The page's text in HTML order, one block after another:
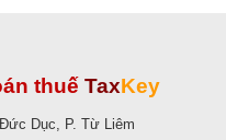
thuế TaxKey
Dục, P. Từ Liêm